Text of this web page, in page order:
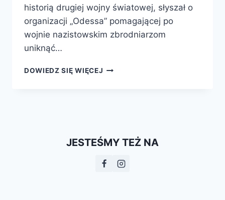
historią drugiej wojny światowej, słyszał o
organizacji „Odessa” pomagającej po
wojnie nazistowskim zbrodniarzom
uniknąć…
DOWIEDZ SIĘ WIĘCEJ PRAWDZIWA
DO
JESTEŚMY TEŻ NA